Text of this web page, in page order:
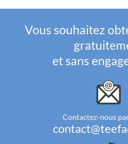
Vous souhaitez
et sans
Contactez-nous